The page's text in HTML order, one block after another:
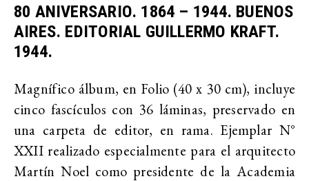
80 ANIVERSARIO. 1864 – 1944. BUENOS
AIRES. EDITORIAL GUILLERMO KRAFT.
1944.
Magnífico álbum, en Folio (40 x 30 cm), incluye
cinco fascículos con 36 láminas, preservado en
una carpeta de editor, en rama. Ejemplar N°
XXII realizado especialmente para el arquitecto
Martín Noel como presidente de la Academia